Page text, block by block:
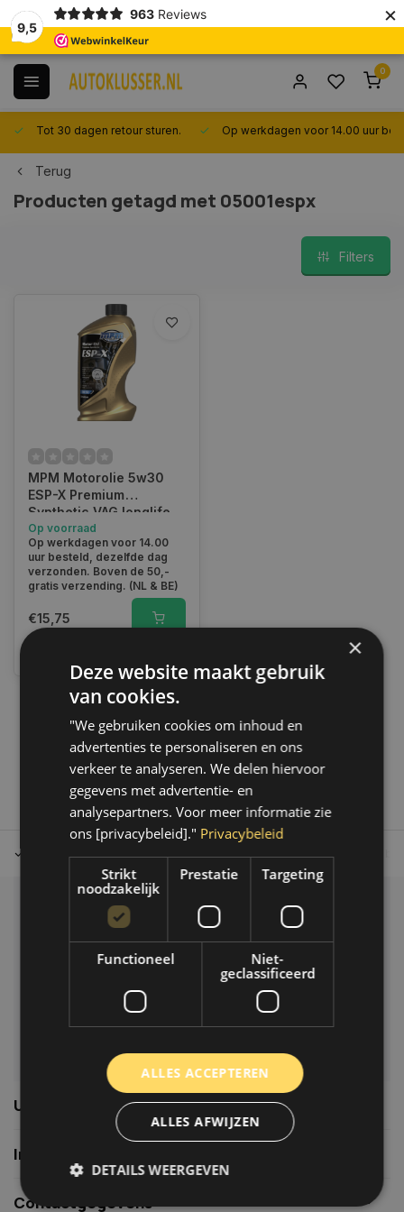
9,5
963 Reviews ×
0
Tot 30 dagen retour sturen. Op werkdagen voor 14.00 uur
Terug
Producten getagd met 05001espx
Filters
MPM Motorolie 5w30
ESP-X Premium
Synthetic VAG longlife
504.00/507.00 | 1 Liter |
05001ESP-X
Op voorraad
Op werkdagen voor 14.00
uur besteld, dezelfde dag
verzonden. Boven de 50,-
gratis verzending. (NL & BE)
€15,75
1
Tot 30 dagen retour sturen. Op werkdagen voor 14.00 uur
Klantenservice
Veelgestelde vragen
06-39119169
info@autoklusser.nl
Usefull links
Informatie
Contactgegevens
×
Deze website maakt gebruik
van cookies.
"We gebruiken cookies om inhoud en
advertenties te personaliseren en ons
verkeer te analyseren. We delen hiervoor
gegevens met advertentie- en
analysepartners. Voor meer informatie zie
ons [privacybeleid]." Privacybeleid
Strikt
noodzakelijk
Prestatie Targeting
Functioneel
Niet-
geclassificeerd
ALLES ACCEPTEREN
ALLES AFWIJZEN
DETAILS WEERGEVEN